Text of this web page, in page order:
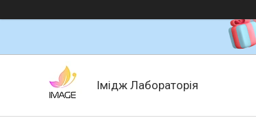
Імідж Лабораторія